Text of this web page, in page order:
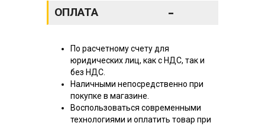
ОПЛАТА -
По расчетному счету для
юридических лиц, как с НДС, так и
без НДС.
Наличными непосредственно при
покупке в магазине.
Воспользоваться современными
технологиями и оплатить товар при